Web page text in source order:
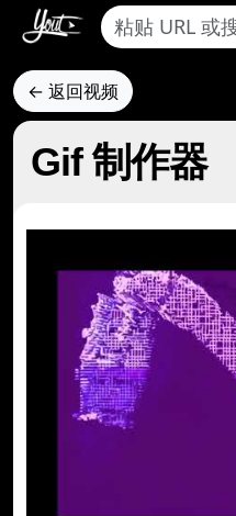
← 返回视频
Gif 制作器